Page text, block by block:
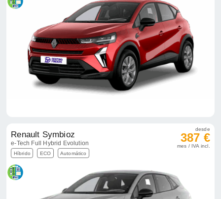
Renault Symbioz
e-Tech Full Hybrid Evolution
Híbrido ECO Automático
desde
387 €
mes / IVA incl.